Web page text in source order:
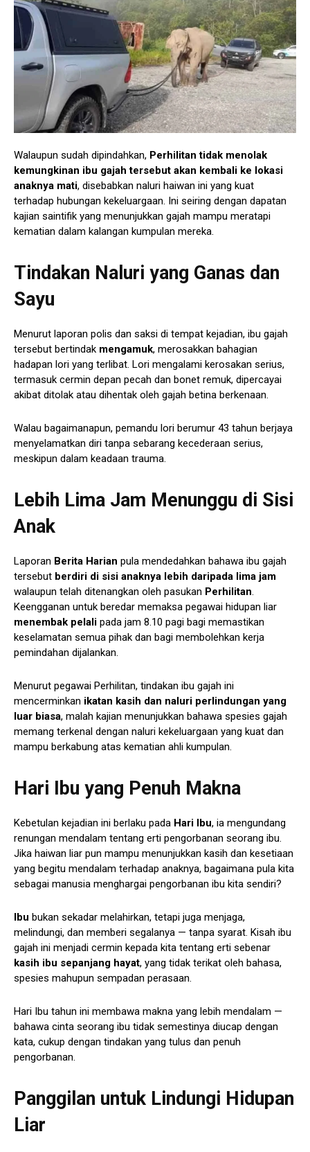
Walaupun sudah dipindahkan, Perhilitan tidak menolak
kemungkinan ibu gajah tersebut akan kembali ke lokasi
anaknya mati, disebabkan naluri haiwan ini yang kuat
terhadap hubungan kekeluargaan. Ini seiring dengan dapatan
kajian saintifik yang menunjukkan gajah mampu meratapi
kematian dalam kalangan kumpulan mereka.
Tindakan Naluri yang Ganas dan
Sayu
Menurut laporan polis dan saksi di tempat kejadian, ibu gajah
tersebut bertindak mengamuk, merosakkan bahagian
hadapan lori yang terlibat. Lori mengalami kerosakan serius,
termasuk cermin depan pecah dan bonet remuk, dipercayai
akibat ditolak atau dihentak oleh gajah betina berkenaan.
Walau bagaimanapun, pemandu lori berumur 43 tahun berjaya
menyelamatkan diri tanpa sebarang kecederaan serius,
meskipun dalam keadaan trauma.
Lebih Lima Jam Menunggu di Sisi
Anak
Laporan Berita Harian pula mendedahkan bahawa ibu gajah
tersebut berdiri di sisi anaknya lebih daripada lima jam
walaupun telah ditenangkan oleh pasukan Perhilitan.
Keengganan untuk beredar memaksa pegawai hidupan liar
menembak pelali pada jam 8.10 pagi bagi memastikan
keselamatan semua pihak dan bagi membolehkan kerja
pemindahan dijalankan.
Menurut pegawai Perhilitan, tindakan ibu gajah ini
mencerminkan ikatan kasih dan naluri perlindungan yang
luar biasa, malah kajian menunjukkan bahawa spesies gajah
memang terkenal dengan naluri kekeluargaan yang kuat dan
mampu berkabung atas kematian ahli kumpulan.
Hari Ibu yang Penuh Makna
Kebetulan kejadian ini berlaku pada Hari Ibu, ia mengundang
renungan mendalam tentang erti pengorbanan seorang ibu.
Jika haiwan liar pun mampu menunjukkan kasih dan kesetiaan
yang begitu mendalam terhadap anaknya, bagaimana pula kita
sebagai manusia menghargai pengorbanan ibu kita sendiri?
Ibu bukan sekadar melahirkan, tetapi juga menjaga,
melindungi, dan memberi segalanya — tanpa syarat. Kisah ibu
gajah ini menjadi cermin kepada kita tentang erti sebenar
kasih ibu sepanjang hayat, yang tidak terikat oleh bahasa,
spesies mahupun sempadan perasaan.
Hari Ibu tahun ini membawa makna yang lebih mendalam —
bahawa cinta seorang ibu tidak semestinya diucap dengan
kata, cukup dengan tindakan yang tulus dan penuh
pengorbanan.
Panggilan untuk Lindungi Hidupan
Liar